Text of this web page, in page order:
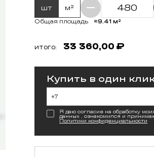
шт м²
Общая площадь ≈9.41 м²
ИТОГО: 33 360,00 ₽
Купить в один
Я даю согласие на обработку
данных , ознакомился и
Политики конфиденциальности